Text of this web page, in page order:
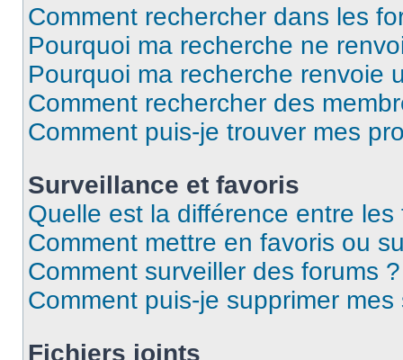
Comment rechercher dans les
Pourquoi ma recherche ne
Pourquoi ma recherche renvoie
Comment rechercher des
Comment puis-je trouver mes
Surveillance et favoris
Quelle est la différence entre
Comment mettre en favoris ou
Comment surveiller des forums ?
Comment puis-je supprimer
Fichiers joints